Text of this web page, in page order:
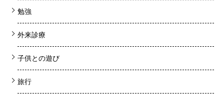
勉強
外来診療
子供との遊び
旅行